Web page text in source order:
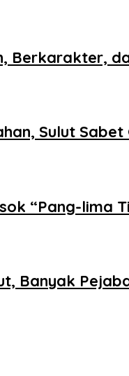
Berkarakter,
Sulut
“Pang-lima
Banyak